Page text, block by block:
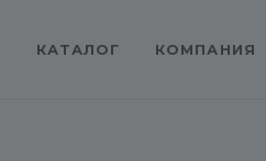
КАТАЛОГ КОМПАНИЯ